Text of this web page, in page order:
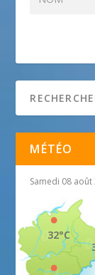
MÉTÉO
Samedi 08
32°C